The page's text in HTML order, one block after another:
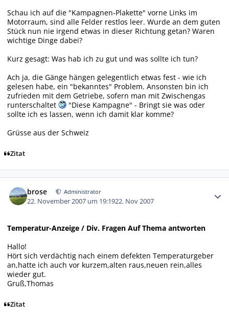
Schau ich auf die "Kampagnen-Plakette" vorne Links im
Motorraum, sind alle Felder restlos leer. Wurde an dem guten
Stück nun nie irgend etwas in dieser Richtung getan? Waren
wichtige Dinge dabei?
Kurz gesagt: Was hab ich zu gut und was sollte ich tun?
Ach ja, die Gänge hängen gelegentlich etwas fest - wie ich
gelesen habe, ein "bekanntes" Problem. Ansonsten bin ich
zufrieden mit dem Getriebe, sofern man mit Zwischengas
runterschaltet
"Diese Kampagne" - Bringt sie was oder
sollte ich es lassen, wenn ich damit klar komme?
Grüsse aus der Schweiz
Zitat
brose Administrator
22. November 2007 um 19:1922. Nov 2007
Temperatur-Anzeige / Div. Fragen Auf Thema antworten
Hallo!
Hört sich verdächtig nach einem defekten Temperaturgeber
an,hatte ich auch vor kurzem,alten raus,neuen rein,alles
wieder gut.
Gruß,Thomas
Zitat